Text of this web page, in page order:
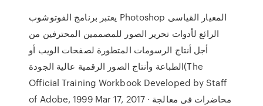
يعتبر برنامج الفوتوشوب Photoshop المعيار القياسى
الرائع لأدوات تحرير الصور للمصممين المحترفين من
أجل أنتاج الرسومات المتطورة لصفحات الويب أو
الطباعة وأنتاج الصور الرقمية عالية الجودة(The
Official Training Workbook Developed by Staff
of Adobe, 1999 Mar 17, 2017 · محاضرات فى معالجة